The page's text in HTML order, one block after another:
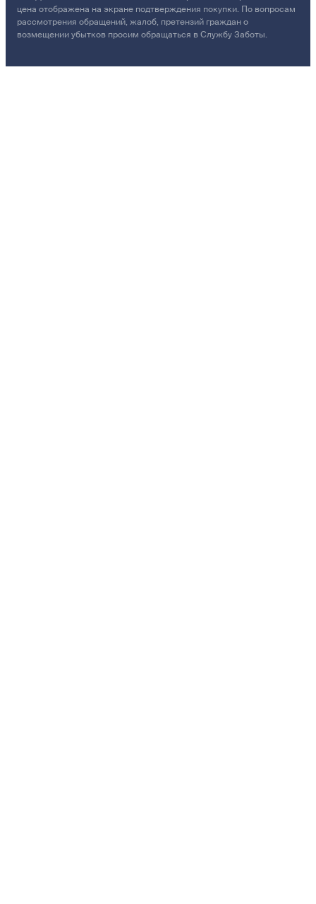
цена отображена на экране подтверждения покупки. По вопросам
рассмотрения обращений, жалоб, претензий граждан о
возмещении убытков просим обращаться в Службу Заботы.